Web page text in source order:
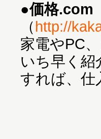
●価格.com
（http://
家電やPC
いち早く紹
すれば、仕